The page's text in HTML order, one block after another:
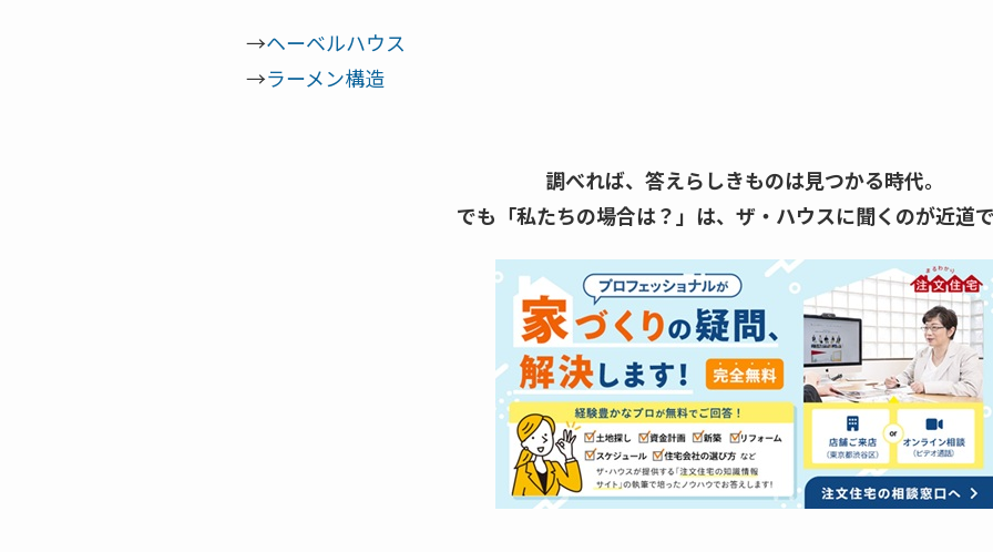
→ヘーベルハウス
→ラーメン構造
調べれば、答えらしきものは見つかる時代。
でも「私たちの場合は？」は、 ザ・ハウスに聞くのが近道